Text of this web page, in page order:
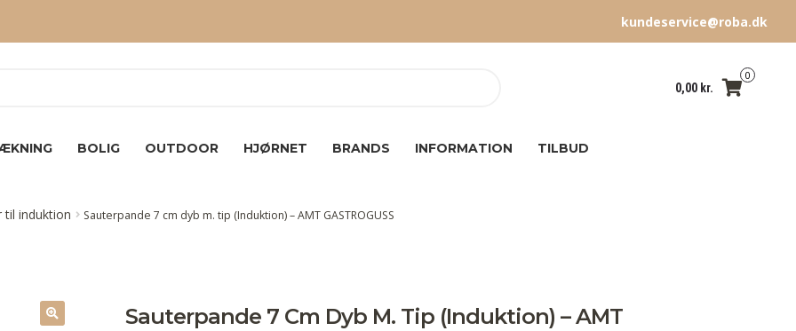
kundeservice@roba.dk
0,00 kr.
0
BOLIG OUTDOOR HJØRNET BRANDS INFORMATION TILBUD
til induktion Sauterpande 7 cm dyb m. tip (Induktion) – AMT GASTROGUSS
Sauterpande 7 Cm Dyb M. Tip (Induktion) – AMT